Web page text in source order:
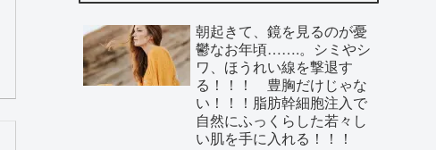
朝起きて、鏡を見るのが憂
鬱なお年頃…….。シミやシ
ワ、ほうれい線を撃退す
る！！！ 豊胸だけじゃな
い！！！脂肪幹細胞注入で
自然にふっくらした若々し
い肌を手に入れる！！！